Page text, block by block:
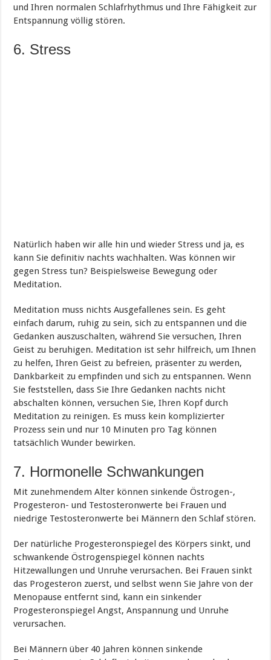
und Ihren normalen Schlafrhythmus und Ihre Fähigkeit zur
Entspannung völlig stören.
6. Stress
Natürlich haben wir alle hin und wieder Stress und ja, es
kann Sie definitiv nachts wachhalten. Was können wir
gegen Stress tun? Beispielsweise Bewegung oder
Meditation.
Meditation muss nichts Ausgefallenes sein. Es geht
einfach darum, ruhig zu sein, sich zu entspannen und die
Gedanken auszuschalten, während Sie versuchen, Ihren
Geist zu beruhigen. Meditation ist sehr hilfreich, um Ihnen
zu helfen, Ihren Geist zu befreien, präsenter zu werden,
Dankbarkeit zu empfinden und sich zu entspannen. Wenn
Sie feststellen, dass Sie Ihre Gedanken nachts nicht
abschalten können, versuchen Sie, Ihren Kopf durch
Meditation zu reinigen. Es muss kein komplizierter
Prozess sein und nur 10 Minuten pro Tag können
tatsächlich Wunder bewirken.
7. Hormonelle Schwankungen
Mit zunehmendem Alter können sinkende Östrogen-,
Progesteron- und Testosteronwerte bei Frauen und
niedrige Testosteronwerte bei Männern den Schlaf stören.
Der natürliche Progesteronspiegel des Körpers sinkt, und
schwankende Östrogenspiegel können nachts
Hitzewallungen und Unruhe verursachen. Bei Frauen sinkt
das Progesteron zuerst, und selbst wenn Sie Jahre von der
Menopause entfernt sind, kann ein sinkender
Progesteronspiegel Angst, Anspannung und Unruhe
verursachen.
Bei Männern über 40 Jahren können sinkende